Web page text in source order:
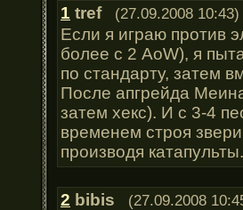
1 tref (27.09.2008 10:43)
Если я играю против
более с 2 AoW), я
по стандарту, затем
После апгрейда
затем хекс). И с 3-4
временем строя
производя катапульты.
2 bibis (27.09.2008